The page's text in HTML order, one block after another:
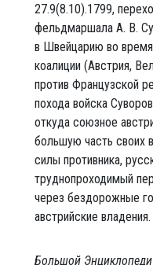
27.9(8.10).1799,
фельдмаршала А. В.
в Швейцарию во
коалиции (Австрия,
против Французской
похода войска
откуда союзное
большую часть своих
силы противника,
труднопроходимый
через бездорожные
австрийские владения.
Большой